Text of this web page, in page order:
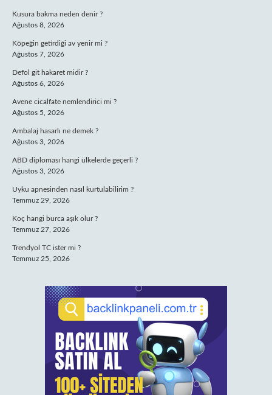
Kusura bakma neden denir ?
Ağustos 8, 2026
Köpeğin getirdiği av yenir mi ?
Ağustos 7, 2026
Defol git hakaret midir ?
Ağustos 6, 2026
Avene cicalfate nemlendirici mi ?
Ağustos 5, 2026
Ambalaj hasarlı ne demek ?
Ağustos 3, 2026
ABD diploması hangi ülkelerde geçerli ?
Ağustos 3, 2026
Uyku apnesinden nasıl kurtulabilirim ?
Temmuz 29, 2026
Koç hangi burca aşık olur ?
Temmuz 27, 2026
Trendyol TC ister mi ?
Temmuz 25, 2026